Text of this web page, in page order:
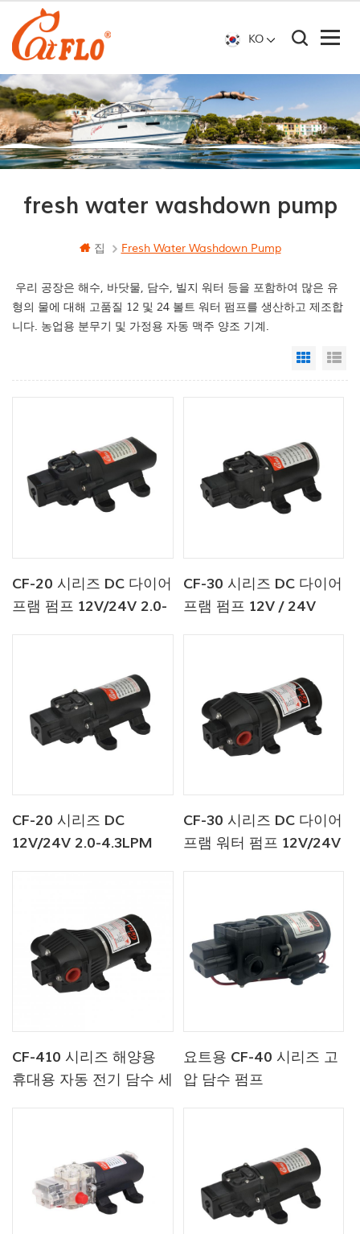
KO
fresh water washdown pump
집 Fresh Water Washdown Pump
우리 공장은 해수, 바닷물, 담수, 빌지 워터 등을 포함하여 많은 유
형의 물에 대해 고품질 12 및 24 볼트 워터 펌프를 생산하고 제조합
니다. 농업용 분무기 및 가정용 자동 맥주 양조 기계.
Grid
CF-20 시리즈 DC 다이어
프램 펌프 12V/24V 2.0-
CF-30 시리즈 DC 다이어
프램 펌프 12V / 24V
CF-20 시리즈 DC
12V/24V 2.0-4.3LPM
CF-30 시리즈 DC 다이어
프램 워터 펌프 12V/24V
CF-410 시리즈 해양용
휴대용 자동 전기 담수 세
요트용 CF-40 시리즈 고
압 담수 펌프